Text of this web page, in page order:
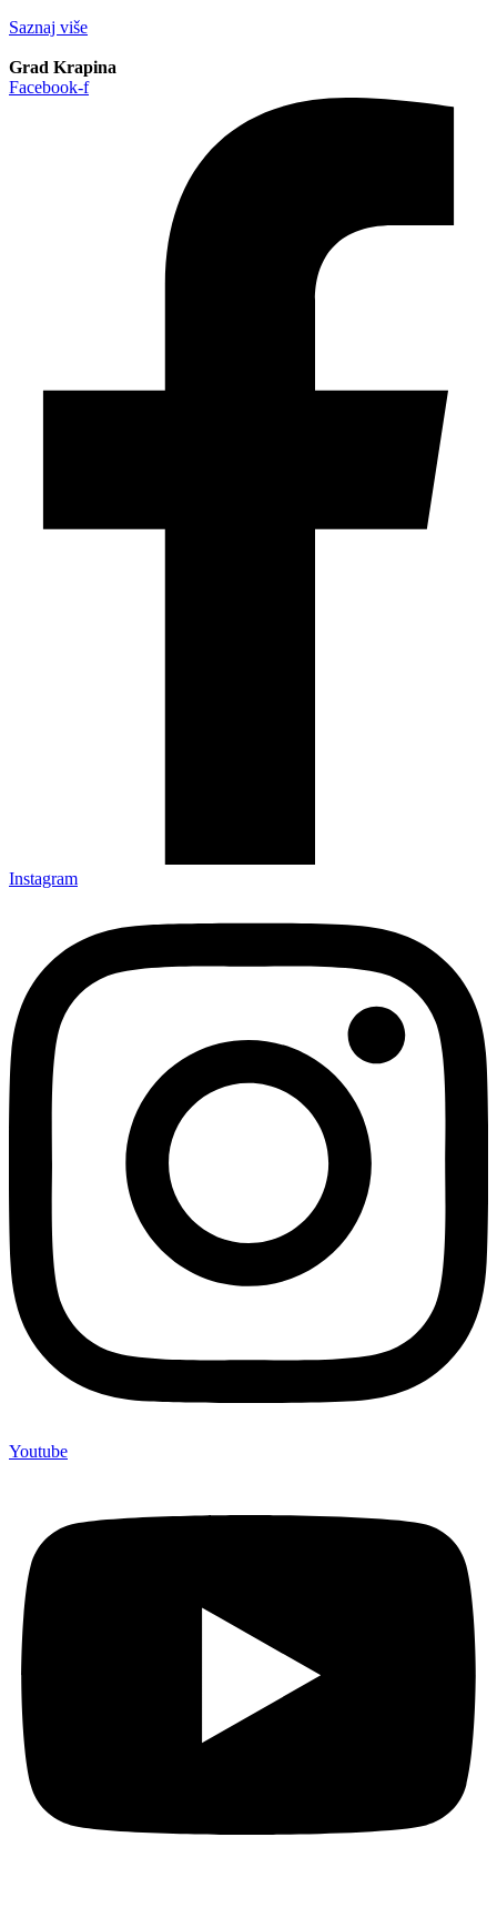
Saznaj više
Grad Krapina
Facebook-f
Instagram
Youtube